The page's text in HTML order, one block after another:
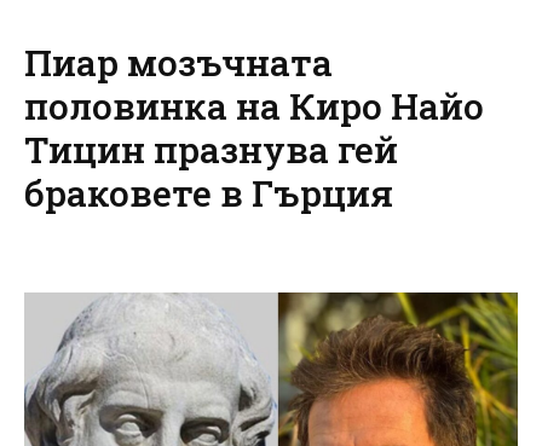
Пиар мозъчната
половинка на Киро Найо
Тицин празнува гей
браковете в Гърция